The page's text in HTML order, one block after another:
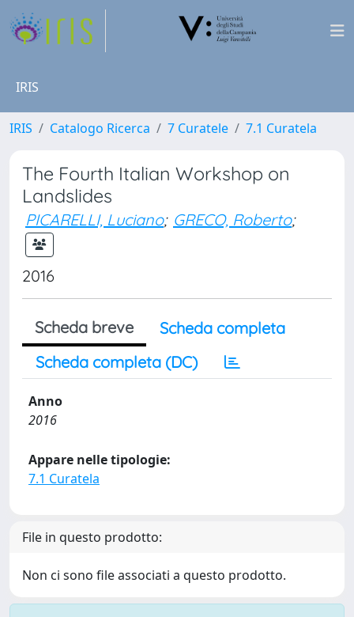
IRIS
IRIS Catalogo Ricerca 7 Curatele 7.1 Curatela
The Fourth Italian Workshop on
Landslides
PICARELLI, Luciano; GRECO, Roberto;
2016
Scheda breve
Scheda completa
Scheda completa (DC)
Anno
2016
Appare nelle tipologie:
7.1 Curatela
File in questo prodotto:
Non ci sono file associati a questo prodotto.